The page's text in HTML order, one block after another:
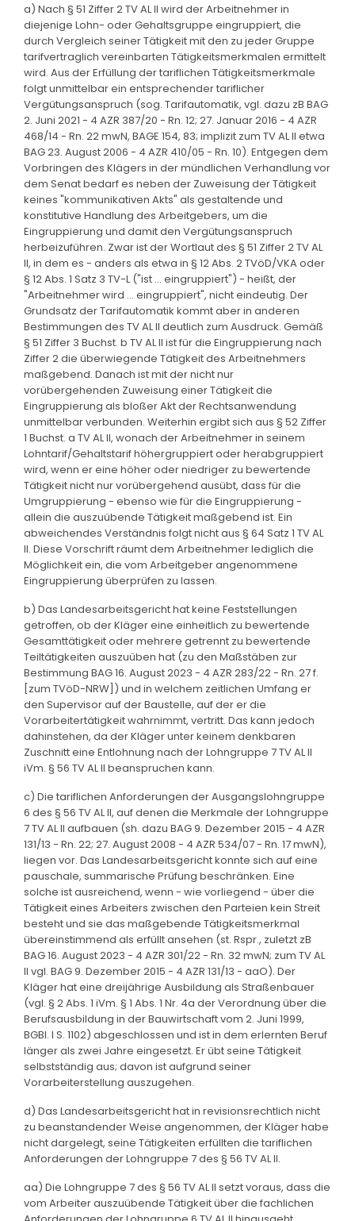
a) Nach § 51 Ziffer 2 TV AL II wird der Arbeitnehmer in
diejenige Lohn- oder Gehaltsgruppe eingruppiert, die
durch Vergleich seiner Tätigkeit mit den zu jeder Gruppe
tarifvertraglich vereinbarten Tätigkeitsmerkmalen ermittelt
wird. Aus der Erfüllung der tariflichen Tätigkeitsmerkmale
folgt unmittelbar ein entsprechender tariflicher
Vergütungsanspruch (sog. Tarifautomatik, vgl. dazu zB BAG
2. Juni 2021 - 4 AZR 387/20 - Rn. 12; 27. Januar 2016 - 4 AZR
468/14 - Rn. 22 mwN, BAGE 154, 83; implizit zum TV AL II etwa
BAG 23. August 2006 - 4 AZR 410/05 - Rn. 10). Entgegen dem
Vorbringen des Klägers in der mündlichen Verhandlung vor
dem Senat bedarf es neben der Zuweisung der Tätigkeit
keines "kommunikativen Akts" als gestaltende und
konstitutive Handlung des Arbeitgebers, um die
Eingruppierung und damit den Vergütungsanspruch
herbeizuführen. Zwar ist der Wortlaut des § 51 Ziffer 2 TV AL
II, in dem es - anders als etwa in § 12 Abs. 2 TVöD/VKA oder
§ 12 Abs. 1 Satz 3 TV-L ("ist ... eingruppiert") - heißt, der
"Arbeitnehmer wird ... eingruppiert", nicht eindeutig. Der
Grundsatz der Tarifautomatik kommt aber in anderen
Bestimmungen des TV AL II deutlich zum Ausdruck. Gemäß
§ 51 Ziffer 3 Buchst. b TV AL II ist für die Eingruppierung nach
Ziffer 2 die überwiegende Tätigkeit des Arbeitnehmers
maßgebend. Danach ist mit der nicht nur
vorübergehenden Zuweisung einer Tätigkeit die
Eingruppierung als bloßer Akt der Rechtsanwendung
unmittelbar verbunden. Weiterhin ergibt sich aus § 52 Ziffer
1 Buchst. a TV AL II, wonach der Arbeitnehmer in seinem
Lohntarif/Gehaltstarif höhergruppiert oder herabgruppiert
wird, wenn er eine höher oder niedriger zu bewertende
Tätigkeit nicht nur vorübergehend ausübt, dass für die
Umgruppierung - ebenso wie für die Eingruppierung -
allein die auszuübende Tätigkeit maßgebend ist. Ein
abweichendes Verständnis folgt nicht aus § 64 Satz 1 TV AL
II. Diese Vorschrift räumt dem Arbeitnehmer lediglich die
Möglichkeit ein, die vom Arbeitgeber angenommene
Eingruppierung überprüfen zu lassen.
b) Das Landesarbeitsgericht hat keine Feststellungen
getroffen, ob der Kläger eine einheitlich zu bewertende
Gesamttätigkeit oder mehrere getrennt zu bewertende
Teiltätigkeiten auszuüben hat (zu den Maßstäben zur
Bestimmung BAG 16. August 2023 - 4 AZR 283/22 - Rn. 27 f.
[zum TVöD-NRW]) und in welchem zeitlichen Umfang er
den Supervisor auf der Baustelle, auf der er die
Vorarbeitertätigkeit wahrnimmt, vertritt. Das kann jedoch
dahinstehen, da der Kläger unter keinem denkbaren
Zuschnitt eine Entlohnung nach der Lohngruppe 7 TV AL II
iVm. § 56 TV AL II beanspruchen kann.
c) Die tariflichen Anforderungen der Ausgangslohngruppe
6 des § 56 TV AL II, auf denen die Merkmale der Lohngruppe
7 TV AL II aufbauen (sh. dazu BAG 9. Dezember 2015 - 4 AZR
131/13 - Rn. 22; 27. August 2008 - 4 AZR 534/07 - Rn. 17 mwN),
liegen vor. Das Landesarbeitsgericht konnte sich auf eine
pauschale, summarische Prüfung beschränken. Eine
solche ist ausreichend, wenn - wie vorliegend - über die
Tätigkeit eines Arbeiters zwischen den Parteien kein Streit
besteht und sie das maßgebende Tätigkeitsmerkmal
übereinstimmend als erfüllt ansehen (st. Rspr., zuletzt zB
BAG 16. August 2023 - 4 AZR 301/22 - Rn. 32 mwN; zum TV AL
II vgl. BAG 9. Dezember 2015 - 4 AZR 131/13 - aaO). Der
Kläger hat eine dreijährige Ausbildung als Straßenbauer
(vgl. § 2 Abs. 1 iVm. § 1 Abs. 1 Nr. 4a der Verordnung über die
Berufsausbildung in der Bauwirtschaft vom 2. Juni 1999,
BGBl. I S. 1102) abgeschlossen und ist in dem erlernten Beruf
länger als zwei Jahre eingesetzt. Er übt seine Tätigkeit
selbstständig aus; davon ist aufgrund seiner
Vorarbeiterstellung auszugehen.
d) Das Landesarbeitsgericht hat in revisionsrechtlich nicht
zu beanstandender Weise angenommen, der Kläger habe
nicht dargelegt, seine Tätigkeiten erfüllten die tariflichen
Anforderungen der Lohngruppe 7 des § 56 TV AL II.
aa) Die Lohngruppe 7 des § 56 TV AL II setzt voraus, dass die
vom Arbeiter auszuübende Tätigkeit über die fachlichen